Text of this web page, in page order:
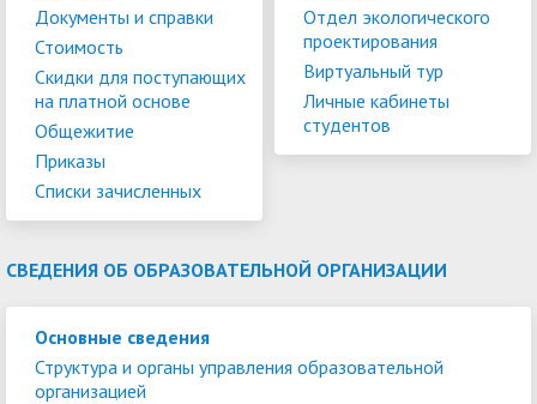
Документы и справки
Стоимость
Скидки для поступающих
на платной основе
Общежитие
Приказы
Списки зачисленных
Отдел экологического
проектирования
Виртуальный тур
Личные кабинеты
студентов
СВЕДЕНИЯ ОБ ОБРАЗОВАТЕЛЬНОЙ ОРГАНИЗАЦИИ
Основные сведения
Структура и органы управления образовательной
организацией